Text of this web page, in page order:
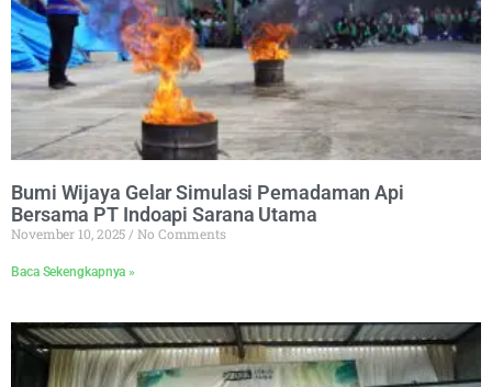
Bumi Wijaya Gelar Simulasi Pemadaman Api
Bersama PT Indoapi Sarana Utama
November 10, 2025 No Comments
Baca Sekengkapnya »